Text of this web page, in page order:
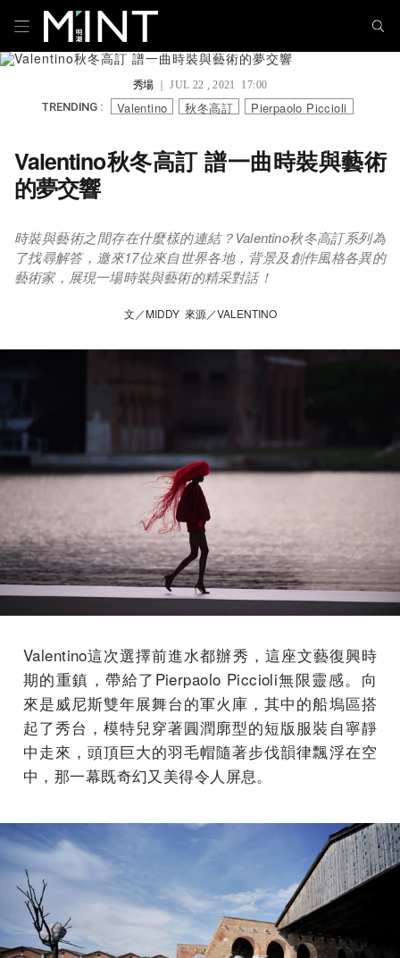
秀場｜ JUL 22 , 2021 17:00
TRENDING : Valentino 秋冬高訂 Pierpaolo Piccioli
Valentino秋冬高訂 譜一曲時裝與藝術
的夢交響
時裝與藝術之間存在什麼樣的連結？Valentino秋冬高訂系列為
了找尋解答，邀來17位來自世界各地，背景及創作風格各異的
藝術家，展現一場時裝與藝術的精采對話！
文／MIDDY 來源／VALENTINO
Valentino這次選擇前進水都辦秀，這座文藝復興時
期的重鎮，帶給了Pierpaolo Piccioli無限靈感。向
來是威尼斯雙年展舞台的軍火庫，其中的船塢區搭
起了秀台，模特兒穿著圓潤廓型的短版服裝自寧靜
中走來，頭頂巨大的羽毛帽隨著步伐韻律飄浮在空
中，那一幕既奇幻又美得令人屏息。